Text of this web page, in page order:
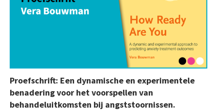
Proefschrift: Een dynamische en experimentele
benadering voor het voorspellen van
behandeluitkomsten bij angststoornissen.